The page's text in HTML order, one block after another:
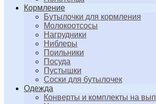
Кормление
Бутылочки для кормления
Молокоотсосы
Нагрудники
Ниблеры
Поильники
Посуда
Пустышки
Соски для бутылочек
Одежда
Конверты и комплекты на